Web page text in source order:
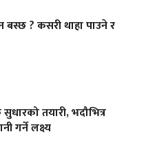
बस्छ ? कसरी थाहा पाउने र
सुधारको तयारी, भदौभित्र
गर्ने लक्ष्य